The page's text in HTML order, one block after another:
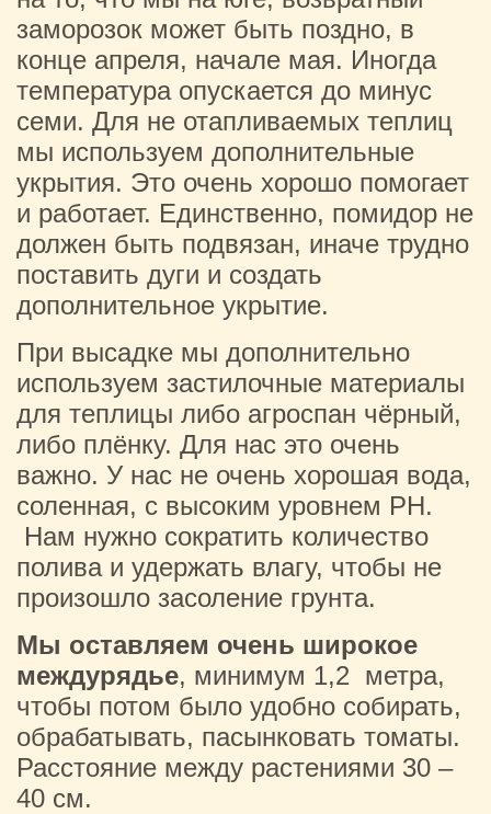
заморозок может быть поздно, в
конце апреля, начале мая. Иногда
температура опускается до минус
семи. Для не отапливаемых теплиц
мы используем дополнительные
укрытия. Это очень хорошо помогает
и работает. Единственно, помидор не
должен быть подвязан, иначе трудно
поставить дуги и создать
дополнительное укрытие.
При высадке мы дополнительно
используем застилочные материалы
для теплицы либо агроспан чёрный,
либо плёнку. Для нас это очень
важно. У нас не очень хорошая вода,
соленная, с высоким уровнем PH.
Нам нужно сократить количество
полива и удержать влагу, чтобы не
произошло засоление грунта.
Мы оставляем очень широкое
междурядье, минимум 1,2 метра,
чтобы потом было удобно собирать,
обрабатывать, пасынковать томаты.
Расстояние между растениями 30 –
40 см.